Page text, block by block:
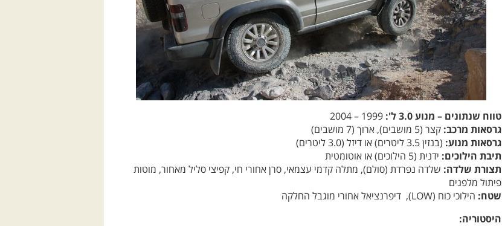
טווח שנתונים – מנוע 3.0 ל':
1999 – 2004
גרסאות מרכב:קצר (5 מושבים), ארוך (7 מושבים)
תיבת הילוכים:ידנית (5 הילוכים) או אוטומטית
תצורת שלדה: שלדה נפרדת (סולם), מתלה קדמי עצמאי, סרן אחורי חי, קפיצי סליל מאחור, מוטות
פיתול מלפנים
שטח: הילוכי כוח (LOW), דיפרנציאל אחורי מוגבל החלקה
היסטוריה:
הדור הראשון הושק בשנת 1981 ולא הגיע לישראל (שלדה נפרדת וסרן אחורי חי).